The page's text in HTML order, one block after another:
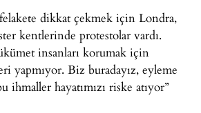
dikkat çekmek için Londra,
kentlerinde protestolar vardı.
insanları korumak için
yapmıyor. Biz buradayız, eyleme
hayatımızı riske atıyor”